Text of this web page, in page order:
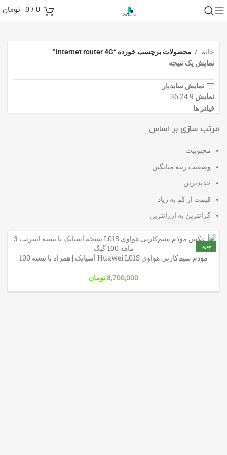
0
/
0 تومان
خانه
محصولات برچسب خورده “internet router 4G”
نمایش یک نتیجه
نمایش سایدبار
نمایش 9
24
36
فیلتر ها
مرتب سازی بر اساس
محبوبیت
وضعیت رتبه میانگین
جدیدترین
قیمت از کم به زیاد
گرانترین به ارزانترین
جدید
مودم سیم‌کارتی هواوی Huawei L01S آسیاتک | همراه با بسته 100
8,700,000تومان